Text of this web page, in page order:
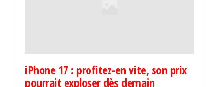
iPhone 17 : profitez-en vite, son prix
pourrait exploser dès demain